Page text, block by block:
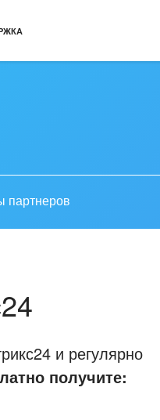
партнеров
и регулярно
получите: